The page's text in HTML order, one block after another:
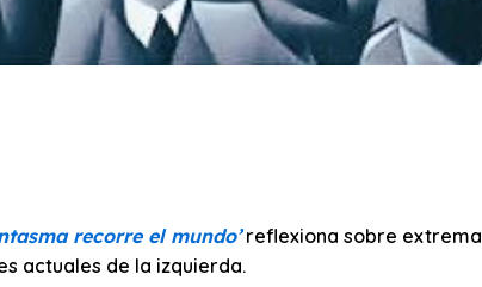
recorre el mundo’reflexiona sobre extrema
actuales de la izquierda.